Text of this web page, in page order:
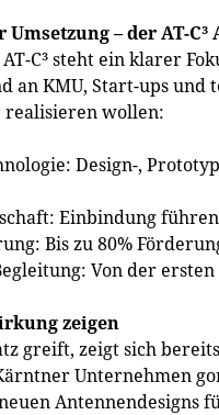
– der AT-C³
C³ steht ein klarer
an KMU, Start-ups
wollen:
Design-,
Einbindung
Bis zu 80%
Von der
zeigen
greift, zeigt sich
Unternehmen
Antennendesigns